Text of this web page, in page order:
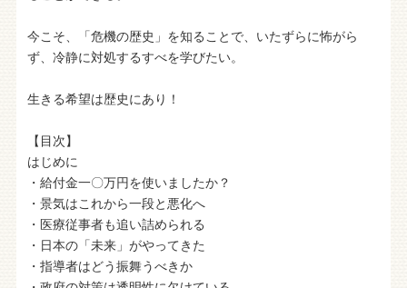
今こそ、「危機の歴史」を知ることで、いたずらに怖がら
ず、冷静に対処するすべを学びたい。
生きる希望は歴史にあり！
【目次】
はじめに
・給付金一〇万円を使いましたか？
・景気はこれから一段と悪化へ
・医療従事者も追い詰められる
・日本の「未来」がやってきた
・指導者はどう振舞うべきか